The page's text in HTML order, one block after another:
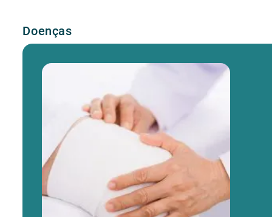
Doenças